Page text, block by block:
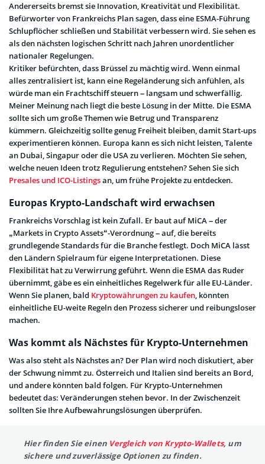
Andererseits bremst sie Innovation, Kreativität und Flexibilität.
Befürworter von Frankreichs Plan sagen, dass eine ESMA-Führung
Schlupflöcher schließen und Stabilität verbessern wird. Sie sehen es
als den nächsten logischen Schritt nach Jahren unordentlicher
nationaler Regelungen.
Kritiker befürchten, dass Brüssel zu mächtig wird. Wenn einmal
alles zentralisiert ist, kann eine Regeländerung sich anfühlen, als
würde man ein Frachtschiff steuern – langsam und schwerfällig.
Meiner Meinung nach liegt die beste Lösung in der Mitte. Die ESMA
sollte sich um große Themen wie Betrug und Transparenz
kümmern. Gleichzeitig sollte genug Freiheit bleiben, damit Start-ups
experimentieren können. Europa kann es sich nicht leisten, Talente
an Dubai, Singapur oder die USA zu verlieren. Möchten Sie sehen,
welche neuen Ideen trotz Regulierung entstehen? Sehen Sie sich
Presales und ICO-Listingsan, um frühe Projekte zu entdecken.
Europas Krypto-Landschaft wird erwachsen
Frankreichs Vorschlag ist kein Zufall. Er baut auf MiCA – der
„Markets in Crypto Assets“-Verordnung – auf, die bereits
grundlegende Standards für die Branche festlegt. Doch MiCA lässt
den Ländern Spielraum für eigene Interpretationen. Diese
Flexibilität hat zu Verwirrung geführt. Wenn die ESMA das Ruder
übernimmt, gäbe es ein einheitliches Regelwerk für alle EU-Länder.
Wenn Sie planen, bald Kryptowährungen zu kaufen, könnten
einheitliche EU-weite Regeln den Prozess sicherer und reibungsloser
machen.
Was kommt als Nächstes für Krypto-Unternehmen
Was also steht als Nächstes an? Der Plan wird noch diskutiert, aber
der Schwung nimmt zu. Österreich und Italien sind bereits an Bord,
und andere könnten bald folgen. Für Krypto-Unternehmen
bedeutet das: Veränderungen stehen bevor. In der Zwischenzeit
sollten Sie Ihre Aufbewahrungslösungen überprüfen.
Hier finden Sie einen Vergleich von Krypto-Wallets, um
sichere und zuverlässige Optionen zu finden.